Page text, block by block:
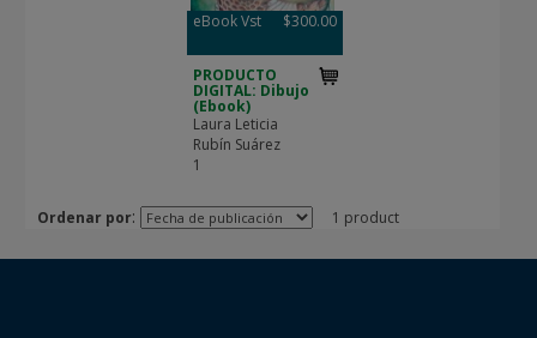
eBook Vst $300.00
PRODUCTO
DIGITAL: Dibujo
(Ebook)
Laura Leticia
Rubín Suárez
1
Ordenar por: 1 product